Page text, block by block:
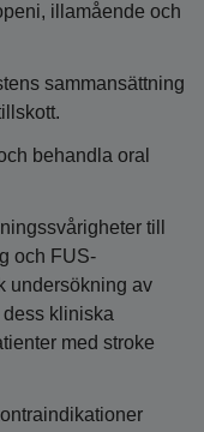
illamående och
sammansättning
behandla oral
till
och FUS-
undersökning av
kliniska
med stroke